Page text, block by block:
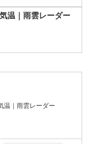
温｜雨雲レーダー
温｜雨雲レーダー